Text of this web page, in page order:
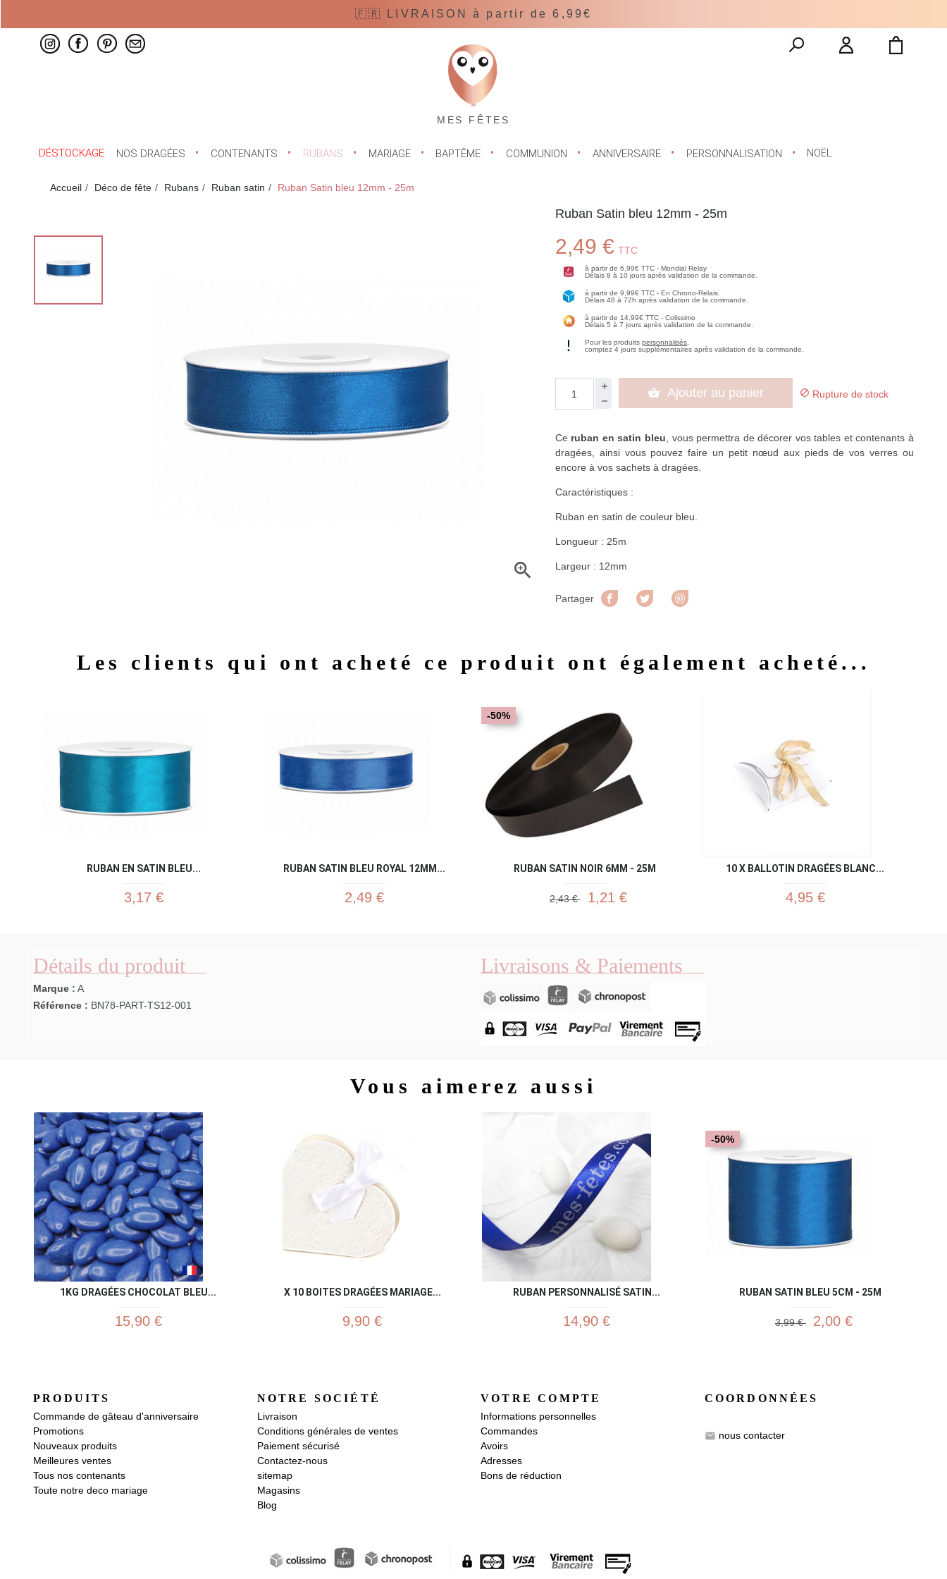
🇫🇷 LIVRAISON à partir de 6,99€
MES FÊTES
DÉSTOCKAGE NOS DRAGÉES CONTENANTS RUBANS MARIAGE BAPTÊME COMMUNION ANNIVERSAIRE PERSONNALISATION NOËL
Accueil Déco de fête Rubans Ruban satin Ruban Satin bleu 12mm - 25m

Ruban Satin bleu 12mm - 25m
2,49 € TTC
à partir de 6,99€ TTC - Mondial Relay
Délais 8 à 10 jours après validation de la commande.
à partir de 9,99€ TTC - En Chrono-Relais.
Délais 48 à 72h après validation de la commande.
à partir de 14,99€ TTC - Colissimo
Délais 5 à 7 jours après validation de la commande.
Pour les produitspersonnalisés
comptez 4 jours supplémentaires après validation de la commande.
 Ajouter au panier  Rupture de stock
Ce ruban en satin bleu , vous permettra de décorer vos tables et contenants à
dragées, ainsi vous pouvez faire un petit nœud aux pieds de vos verres ou
encore à vos sachets à dragées.
Caractéristiques :
Ruban en satin de couleur bleu.
Longueur : 25m
Largeur : 12mm
Partager Partager Tweet
Les clients qui ont acheté ce produit ont également acheté...
RUBAN EN SATIN BLEU...
3,17 €
RUBAN SATIN BLEU ROYAL 12MM...
2,49 €
RUBAN SATIN NOIR 6MM - 25M
-50%
2,43 € 1,21 €
10 X BALLOTIN DRAGÉES BLANC...
4,95 €
Détails du produit
Marque : A
Référence : BN78-PART-TS12-001
Livraisons & Paiements
Vous aimerez aussi
1KG DRAGÉES CHOCOLAT BLEU...
15,90 €
X 10 BOITES DRAGÉES MARIAGE...
9,90 €
Aperçu rapide
RUBAN PERSONNALISÉ SATIN...
14,90 €
RUBAN SATIN BLEU 5CM - 25M
-50%
3,99 € 2,00 €
PRODUITS
Commande de gâteau d'anniversaire
Promotions
Nouveaux produits
Meilleures ventes
Tous nos contenants
Toute notre deco mariage
NOTRE SOCIÉTÉ
Livraison
Conditions générales de ventes
Paiement sécurisé
Contactez-nous
sitemap
Magasins
Blog
VOTRE COMPTE
Informations personnelles
Commandes
Avoirs
Adresses
Bons de réduction
COORDONNÉES
email nous contacter